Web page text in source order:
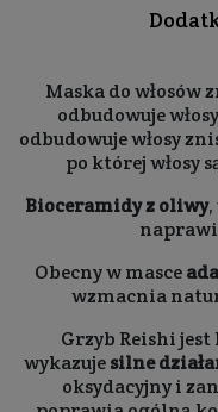
Maska do
odbudowuje
odbudowuje włosy
po której włosy
Bioceramidy z oliwy,
Obecny w masce
wzmacnia
Grzyb Reishi
wykazujesilne
oksydacyjny i